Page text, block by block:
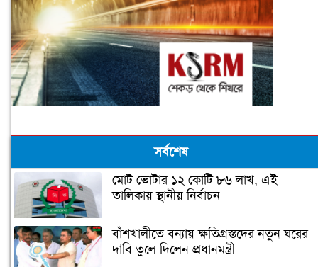
সর্বশেষ
মোট ভোটার ১২ কোটি ৮৬ লাখ, এই
তালিকায় স্থানীয় নির্বাচন
বাঁশখালীতে বন্যায় ক্ষতিগ্রস্তদের নতুন ঘরের
দাবি তুলে দিলেন প্রধানমন্ত্রী